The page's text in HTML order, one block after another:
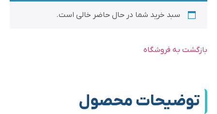
سبد خرید شما در حال حاضر خالی است.
بازگشت به فروشگاه
توضیحات محصول